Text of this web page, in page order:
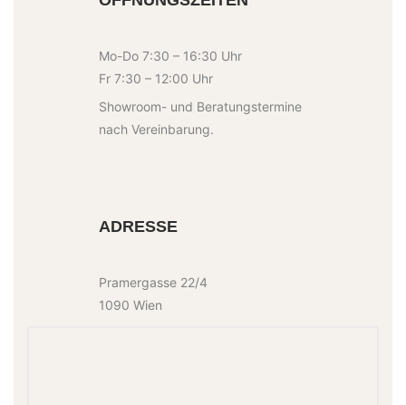
Mo-Do 7:30 – 16:30 Uhr
Fr 7:30 – 12:00 Uhr
Showroom- und Beratungstermine
nach Vereinbarung.
ADRESSE
Pramergasse 22/4
1090 Wien